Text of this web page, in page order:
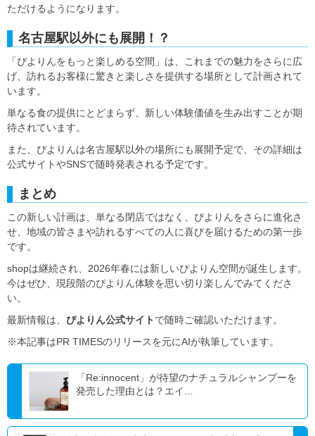
ただけるようになります。
名古屋駅以外にも展開！？
「ぴよりんをもっと楽しめる空間」は、これまでの魅力をさらに広
げ、訪れるお客様に驚きと楽しさを提供する場所として計画されて
います。
単なる食の提供にとどまらず、新しい体験価値を生み出すことが期
待されています。
また、ぴよりんは名古屋駅以外の場所にも展開予定で、その詳細は
公式サイトやSNSで随時発表される予定です。
まとめ
この新しい計画は、単なる閉店ではなく、ぴよりんをさらに進化さ
せ、地域の皆さまや訪れるすべての人に喜びを届けるための第一歩
です。
shopは継続され、2026年春には新しいぴよりん空間が誕生します。
今はぜひ、現段階のぴよりん体験を思い切り楽しんでみてくださ
い。
最新情報は、 ぴよりん公式サイト で随時ご確認いただけます。
※本記事はPR TIMESのリリースを元にAIが執筆しています。
「Re:innocent」が待望のナチュラルシャンプーを
発売した理由とは？エイ...